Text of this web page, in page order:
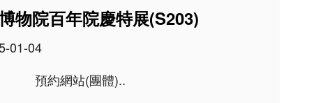
物院百年院慶特展(S203)
01-04
參觀主題網站 預約網站(團體)..